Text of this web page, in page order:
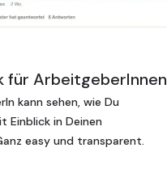
für ArbeitgeberInnen
kann sehen, wie Du
Einblick in Deinen
easy und transparent.